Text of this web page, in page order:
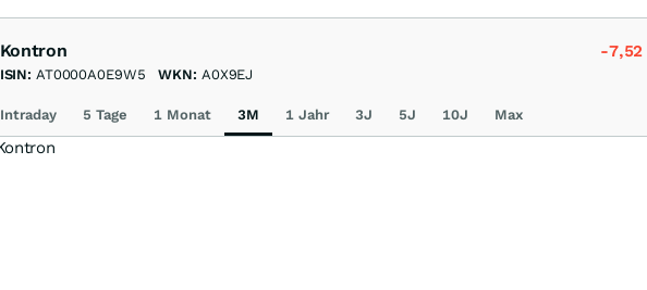
Kontron -7,52
ISIN: AT0000A0E9W5 WKN: A0X9EJ
Intraday 5 Tage 1 Monat 3M 1 Jahr 3J 5J 10J Max